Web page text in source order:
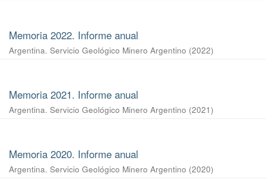
Memoria 2022. Informe anual
Argentina. Servicio Geológico Minero Argentino (2022)
Memoria 2021. Informe anual
Argentina. Servicio Geológico Minero Argentino (2021)
Memoria 2020. Informe anual
Argentina. Servicio Geológico Minero Argentino (2020)